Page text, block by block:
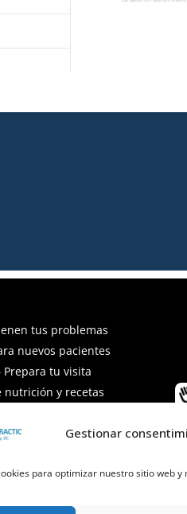
Gestionar
para optimizar nuestro sitio web y
tus problemas
nuevos pacientes
Prepara tu visita
nutrición y recetas